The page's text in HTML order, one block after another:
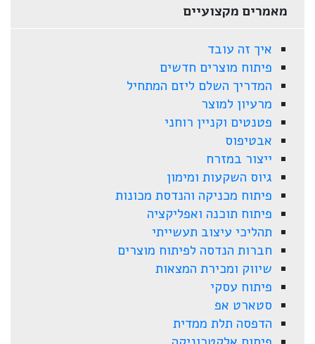
מאמרים מקצועיים
איך זה עובד
פיתוח מוצרים חדשים
המדריך השלם ליזם המתחיל
מרעיון למוצר
פטנטים וקניין רוחני
אבטיפוס
ייצור במזרח
גיוס השקעות ומימון
פיתוח מכניקה והנדסת מכונות
פיתוח תוכנה ואפליקציה
תהליכי עיצוב תעשייתי
חברות הנדסה לפיתוח מוצרים
שיווק ומכירת המצאות
פיתוח עסקי
סטארט אפ
הדפסה תלת ממדית